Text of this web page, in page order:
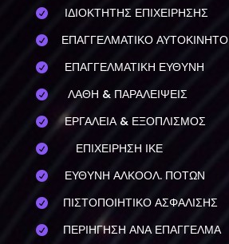
 ΙΔΙΟΚΤΗΤΗΣ ΕΠΙΧΕΙΡΗΣΗΣ
 ΕΠΑΓΓΕΛΜΑΤΙΚΟ ΑΥΤΟΚΙΝΗΤΟ
 ΕΠΑΓΓΕΛΜΑΤΙΚΗ ΕΥΘΥΝΗ
 ΛΑΘΗ & ΠΑΡΑΛΕΙΨΕΙΣ
 ΕΡΓΑΛΕΙΑ & ΕΞΟΠΛΙΣΜΟΣ
 ΕΠΙΧΕΙΡΗΣΗ ΙΚΕ
 ΕΥΘΥΝΗ ΑΛΚΟΟΛ. ΠΟΤΩΝ
 ΠΙΣΤΟΠΟΙΗΤΙΚΟ ΑΣΦΑΛΙΣΗΣ
 ΠΕΡΙΗΓΗΣΗ ΑΝΑ ΕΠΑΓΓΕΛΜΑ